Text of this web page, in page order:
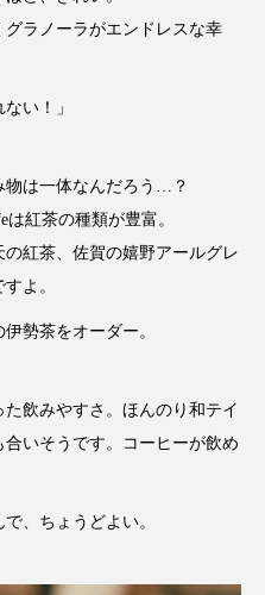
ラノーラがエンドレスな幸
い！」
物は一体なんだろう…？
は紅茶の種類が豊富。
紅茶、佐賀の嬉野アールグレ
よ。
勢茶をオーダー。
飲みやすさ。ほんのり和テイ
いそうです。コーヒーが飲め
、ちょうどよい。